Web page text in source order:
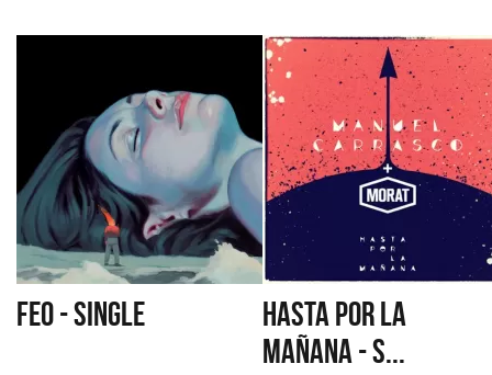
FEO - SINGLE
HASTA POR LA
MAÑANA - S...